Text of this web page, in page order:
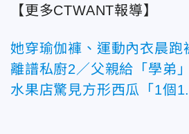
【更多CTWANT報導】
她穿瑜伽褲、運動內衣晨
離譜私廚2／父親給「學弟
水果店驚見方形西瓜「1個